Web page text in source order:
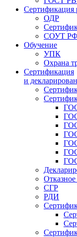
Сертификация
ОДР
СОУТ РФ
Обучение
УПК
Охрана
Сертификация
и
СГР
РДИ